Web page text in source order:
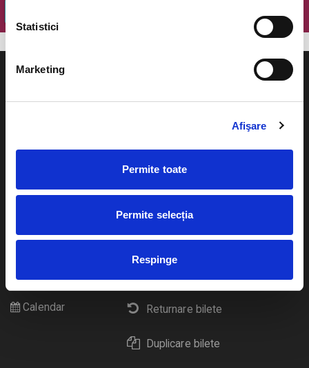
Statistici
Marketing
Afişare
Permite toate
Permite selecția
Respinge
Cum comand bilete?
eBilet printat acasa
Returnare bilete
Duplicare bilete
Pentru copii
Diverse
Calendar